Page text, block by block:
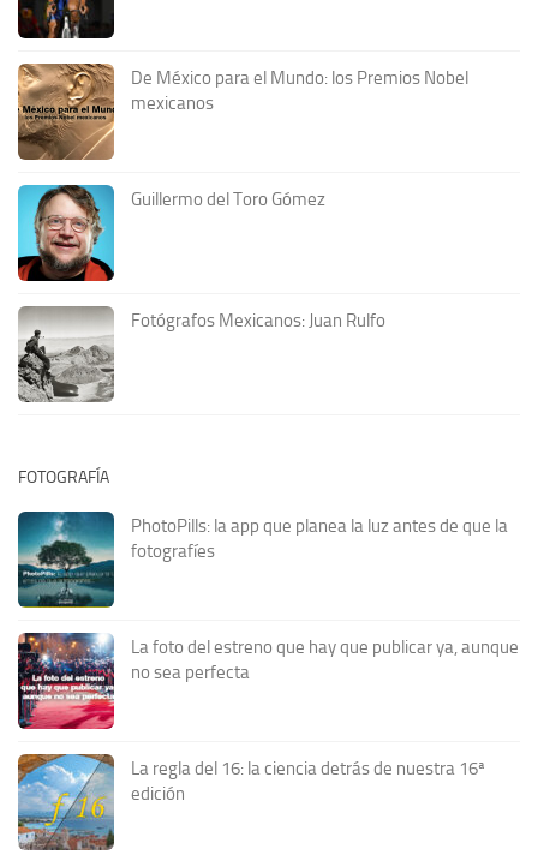
De México para el Mundo: los Premios Nobel
mexicanos
Guillermo del Toro Gómez
Fotógrafos Mexicanos: Juan Rulfo
FOTOGRAFÍA
PhotoPills: la app que planea la luz antes de que la
fotografíes
La foto del estreno que hay que publicar ya, aunque
no sea perfecta
La regla del 16: la ciencia detrás de nuestra 16ª
edición